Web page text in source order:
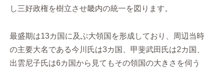
し三好政権を樹立させ畿内の統一を図ります。
最盛期は13カ国に及ぶ大領国を形成しており、周辺当時
の主要大名である今川氏は3カ国、甲斐武田氏は2カ国、
出雲尼子氏は6カ国から見てもその領国の大きさを伺う